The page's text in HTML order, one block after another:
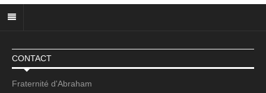
CONTACT
Fraternité d'Abraham